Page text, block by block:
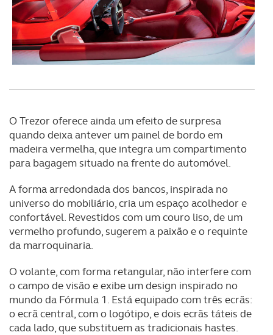
O Trezor oferece ainda um efeito de surpresa
quando deixa antever um painel de bordo em
madeira vermelha, que integra um compartimento
para bagagem situado na frente do automóvel.
A forma arredondada dos bancos, inspirada no
universo do mobiliário, cria um espaço acolhedor e
confortável. Revestidos com um couro liso, de um
vermelho profundo, sugerem a paixão e o requinte
da marroquinaria.
O volante, com forma retangular, não interfere com
o campo de visão e exibe um design inspirado no
mundo da Fórmula 1. Está equipado com três ecrãs:
o ecrã central, com o logótipo, e dois ecrãs táteis de
cada lado, que substituem as tradicionais hastes.